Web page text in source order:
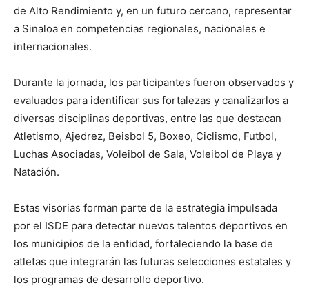
de Alto Rendimiento y, en un futuro cercano, representar
a Sinaloa en competencias regionales, nacionales e
internacionales.
Durante la jornada, los participantes fueron observados y
evaluados para identificar sus fortalezas y canalizarlos a
diversas disciplinas deportivas, entre las que destacan
Atletismo, Ajedrez, Beisbol 5, Boxeo, Ciclismo, Futbol,
Luchas Asociadas, Voleibol de Sala, Voleibol de Playa y
Natación.
Estas visorias forman parte de la estrategia impulsada
por el ISDE para detectar nuevos talentos deportivos en
los municipios de la entidad, fortaleciendo la base de
atletas que integrarán las futuras selecciones estatales y
los programas de desarrollo deportivo.